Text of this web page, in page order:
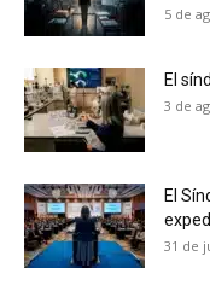
No te
5 de
El
3 de
El
31 de